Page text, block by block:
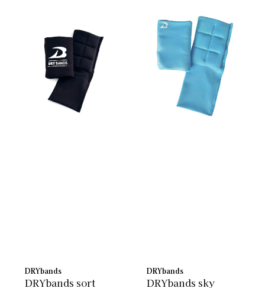
DRYbands
DRYbands sort
DRYbands
DRYbands sky